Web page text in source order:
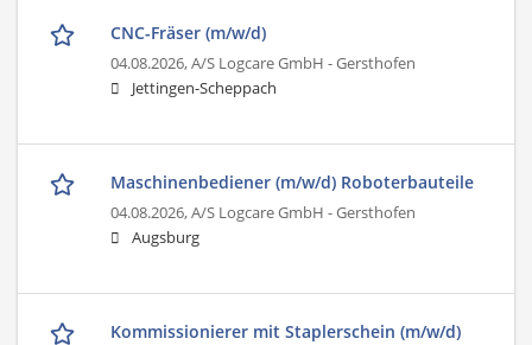
CNC-Fräser (m/w/d)
04.08.2026,A/S Logcare GmbH - Gersthofen
Jettingen-Scheppach
Maschinenbediener (m/w/d) Roboterbauteile
04.08.2026,A/S Logcare GmbH - Gersthofen
Augsburg
Kommissionierer mit Staplerschein (m/w/d)